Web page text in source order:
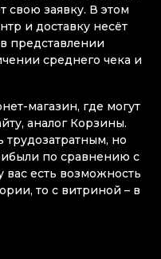
свою заявку. В этом
и доставку несёт
представлении
среднего чека и
магазин, где могут
аналог Корзины.
но
по сравнению с
вас есть возможность
то с витриной – в